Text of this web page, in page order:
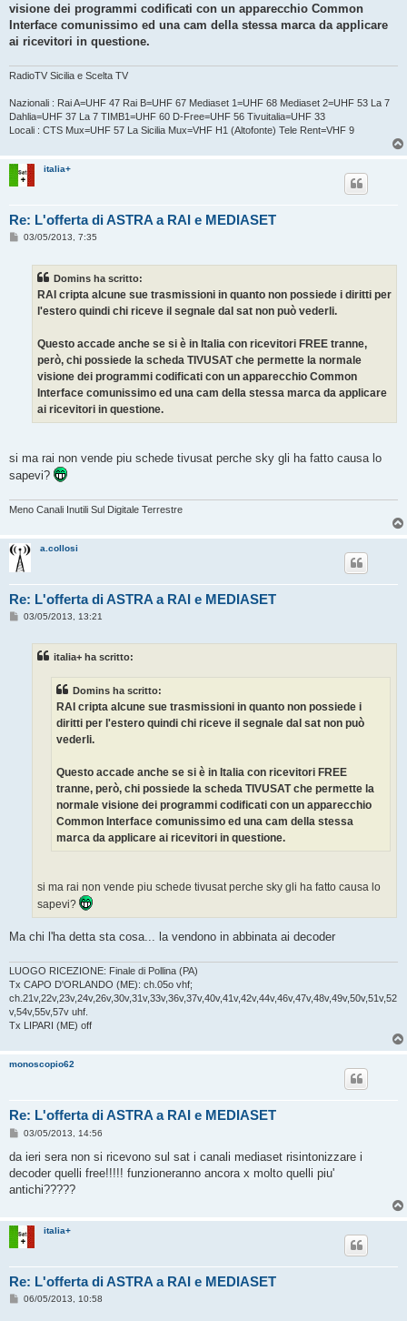
visione dei programmi codificati con un apparecchio Common
Interface comunissimo ed una cam della stessa marca da applicare
ai ricevitori in questione.
RadioTV Sicilia e Scelta TV
Nazionali : Rai A=UHF 47 Rai B=UHF 67 Mediaset 1=UHF 68 Mediaset 2=UHF 53 La 7
Dahlia=UHF 37 La 7 TIMB1=UHF 60 D-Free=UHF 56 Tivuitalia=UHF 33
Locali : CTS Mux=UHF 57 La Sicilia Mux=VHF H1 (Altofonte) Tele Rent=VHF 9
italia+
Re: L'offerta di ASTRA a RAI e MEDIASET
M03/05/2013, 7:35
Domins ha scritto:
RAI cripta alcune sue trasmissioni in quanto non possiede i diritti per
l'estero quindi chi riceve il segnale dal sat non può vederli.
Questo accade anche se si è in Italia con ricevitori FREE tranne,
però, chi possiede la scheda TIVUSAT che permette la normale
visione dei programmi codificati con un apparecchio Common
Interface comunissimo ed una cam della stessa marca da applicare
ai ricevitori in questione.
si ma rai non vende piu schede tivusat perche sky gli ha fatto causa lo
sapevi?
Meno Canali Inutili Sul Digitale Terrestre
a.collosi
Re: L'offerta di ASTRA a RAI e MEDIASET
M03/05/2013, 13:21
italia+ ha scritto:
Domins ha scritto:
RAI cripta alcune sue trasmissioni in quanto non possiede i
diritti per l'estero quindi chi riceve il segnale dal sat non può
vederli.
Questo accade anche se si è in Italia con ricevitori FREE
tranne, però, chi possiede la scheda TIVUSAT che permette la
normale visione dei programmi codificati con un apparecchio
Common Interface comunissimo ed una cam della stessa
marca da applicare ai ricevitori in questione.
si ma rai non vende piu schede tivusat perche sky gli ha fatto causa lo
sapevi?
Ma chi l'ha detta sta cosa... la vendono in abbinata ai decoder
LUOGO RICEZIONE: Finale di Pollina (PA)
Tx CAPO D'ORLANDO (ME): ch.05o vhf;
ch.21v,22v,23v,24v,26v,30v,31v,33v,36v,37v,40v,41v,42v,44v,46v,47v,48v,49v,50v,51v,52
v,54v,55v,57v uhf.
Tx LIPARI (ME) off
monoscopio62
Re: L'offerta di ASTRA a RAI e MEDIASET
M
s
a
g
o
03/05/2013, 14:56
da ieri sera non si ricevono sul sat i canali mediaset risintonizzare i
decoder quelli free!!!!! funzioneranno ancora x molto quelli piu'
antichi?????
italia+
Re: L'offerta di ASTRA a RAI e MEDIASET
M06/05/2013, 10:58